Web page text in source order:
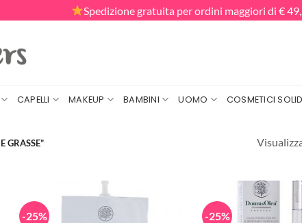
Spedizione gratuita per ordini maggiori di €
CAPELLI MAKEUP BAMBINI UOMO COSMETICI
GRASSE”
-25% -25%